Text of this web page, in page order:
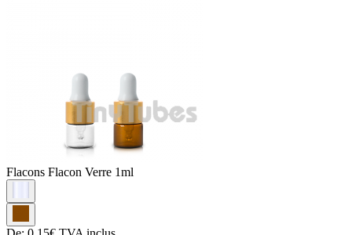
Flacons Flacon Verre 1ml